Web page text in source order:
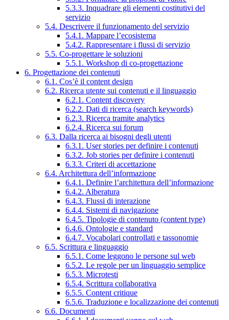
5.3.3. Inquadrare gli elementi costitutivi del
servizio
5.4. Descrivere il funzionamento del servizio
5.4.1. Mappare l’ecosistema
5.4.2. Rappresentare i flussi di servizio
5.5. Co-progettare le soluzioni
5.5.1. Workshop di co-progettazione
6. Progettazione dei contenuti
6.1. Cos’è il content design
6.2. Ricerca utente sui contenuti e il linguaggio
6.2.1. Content discovery
6.2.2. Dati di ricerca (search keywords)
6.2.3. Ricerca tramite analytics
6.2.4. Ricerca sui forum
6.3. Dalla ricerca ai bisogni degli utenti
6.3.1. User stories per definire i contenuti
6.3.2. Job stories per definire i contenuti
6.3.3. Criteri di accettazione
6.4. Architettura dell’informazione
6.4.1. Definire l’architettura dell’informazione
6.4.2. Alberatura
6.4.3. Flussi di interazione
6.4.4. Sistemi di navigazione
6.4.5. Tipologie di contenuto (content type)
6.4.6. Ontologie e standard
6.4.7. Vocabolari controllati e tassonomie
6.5. Scrittura e linguaggio
6.5.1. Come leggono le persone sul web
6.5.2. Le regole per un linguaggio semplice
6.5.3. Microtesti
6.5.4. Scrittura collaborativa
6.5.5. Content critique
6.5.6. Traduzione e localizzazione dei contenuti
6.6. Documenti